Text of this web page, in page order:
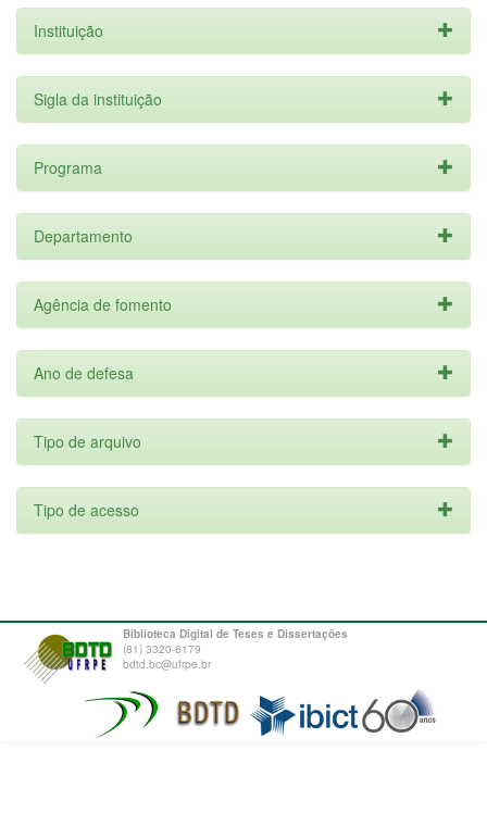
Instituição
Sigla da instituição
Programa
Departamento
Agência de fomento
Ano de defesa
Tipo de arquivo
Tipo de acesso
Biblioteca Digital de Teses e Dissertações
(81) 3320-6179
bdtd.bc@ufrpe.br